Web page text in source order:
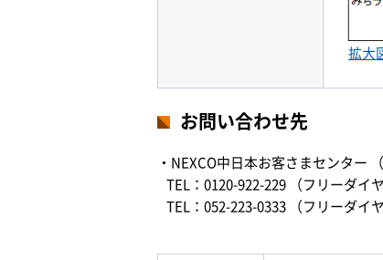
拡大
お問い合わせ先
・NEXCO中日本お客さまセンター
TEL：0120-922-229 （フリーダイヤ
TEL：052-223-0333 （フリーダイ